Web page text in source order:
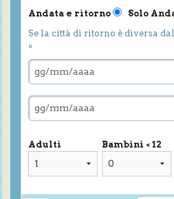
Andata e ritorno
Solo
Se la città di ritorno è diversa
»
Adulti Bambini < 12